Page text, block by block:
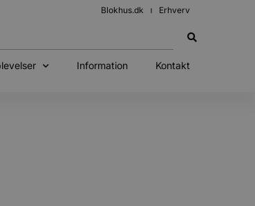
Blokhus.dk Erhverv
Information Kontakt